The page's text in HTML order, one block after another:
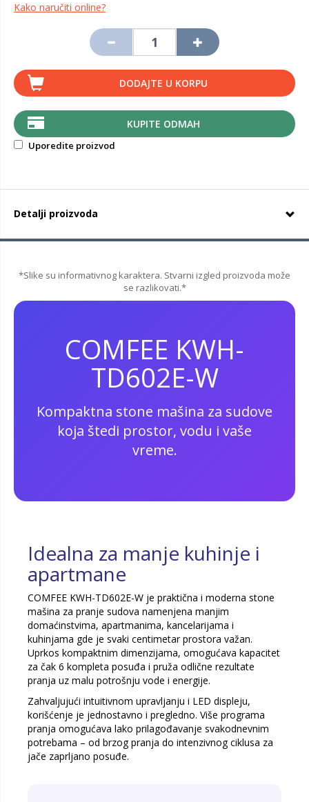
Kako naručiti online?
DODAJTE U KORPU
KUPITE ODMAH
Uporedite proizvod
Detalji proizvoda
*Slike su informativnog karaktera. Stvarni izgled proizvoda može
se razlikovati.*
COMFEE KWH-
TD602E-W
Kompaktna stone mašina za sudove
koja štedi prostor, vodu i vaše
vreme.
Idealna za manje kuhinje i
apartmane
COMFEE KWH-TD602E-W je praktična i moderna stone
mašina za pranje sudova namenjena manjim
domaćinstvima, apartmanima, kancelarijama i
kuhinjama gde je svaki centimetar prostora važan.
Uprkos kompaktnim dimenzijama, omogućava kapacitet
za čak 6 kompleta posuđa i pruža odlične rezultate
pranja uz malu potrošnju vode i energije.
Zahvaljujući intuitivnom upravljanju i LED displeju,
korišćenje je jednostavno i pregledno. Više programa
pranja omogućava lako prilagođavanje svakodnevnim
potrebama – od brzog pranja do intenzivnog ciklusa za
jače zaprljano posuđe.